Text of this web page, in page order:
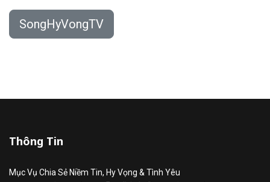
SongHyVongTV
Thông Tin
Mục Vụ Chia Sẻ Niềm Tin, Hy Vọng & Tình Yêu